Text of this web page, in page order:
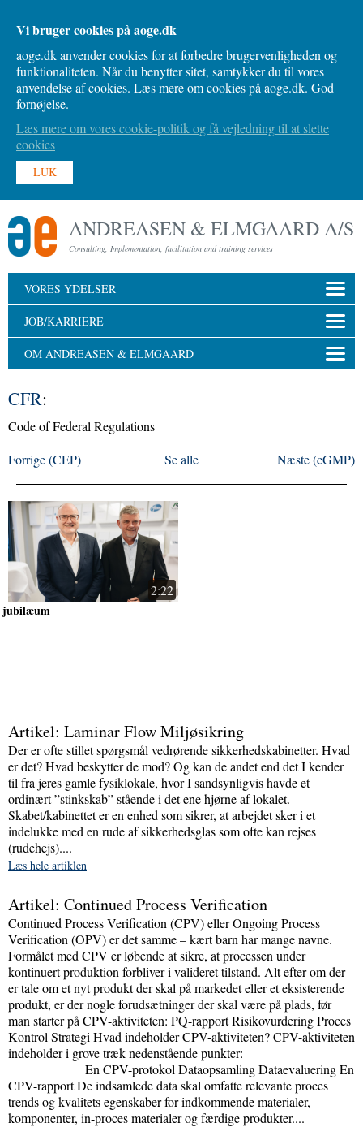
Vi bruger cookies på aoge.dk
aoge.dk anvender cookies for at forbedre brugervenligheden og
funktionaliteten. Når du benytter sitet, samtykker du til vores
anvendelse af cookies. Læs mere om cookies på aoge.dk. God
fornøjelse.
Læs mere om vores cookie-politik og få vejledning til at slette
cookies
LUK
ANDREASEN & ELMGAARD A/S
Consulting, Implementation, facilitation and training services
VORES YDELSER
JOB/KARRIERE
OM ANDREASEN & ELMGAARD
CFR:
Code of Federal Regulations
Forrige (CEP)
Se alle Næste (cGMP)
2:22
Artikel: Laminar Flow Miljøsikring
Der er ofte stillet spørgsmål vedrørende sikkerhedskabinetter. Hvad
er det? Hvad beskytter de mod? Og kan de andet end det I kender
til fra jeres gamle fysiklokale, hvor I sandsynligvis havde et
ordinært ”stinkskab” stående i det ene hjørne af lokalet.
Skabet/kabinettet er en enhed som sikrer, at arbejdet sker i et
indelukke med en rude af sikkerhedsglas som ofte kan rejses
(rudehejs)....
Læs hele artiklen
Artikel: Continued Process Verification
Continued Process Verification (CPV) eller Ongoing Process
Verification (OPV) er det samme – kært barn har mange navne.
Formålet med CPV er løbende at sikre, at processen under
kontinuert produktion forbliver i valideret tilstand. Alt efter om der
er tale om et nyt produkt der skal på markedet eller et eksisterende
produkt, er der nogle forudsætninger der skal være på plads, før
man starter på CPV-aktiviteten: PQ-rapport Risikovurdering Proces
Kontrol Strategi Hvad indeholder CPV-aktiviteten? CPV-aktiviteten
indeholder i grove træk nedenstående punkter:
En CPV-protokol Dataopsamling Dataevaluering En
CPV-rapport De indsamlede data skal omfatte relevante proces
trends og kvalitets egenskaber for indkommende materialer,
komponenter, in-proces materialer og færdige produkter....